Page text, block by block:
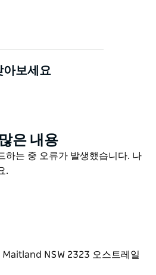
일 열리는 East Maitland
다.
아보세요
은 내용
하는 중 오류가 발생했습니다. 나
.
NSW 2323 오스트레일